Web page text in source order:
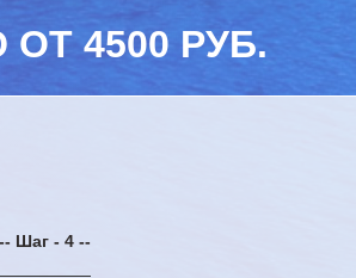
4500 РУБ.
Шаг - 4 --